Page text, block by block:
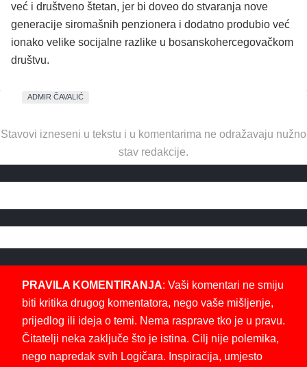
već i društveno štetan, jer bi doveo do stvaranja nove
generacije siromašnih penzionera i dodatno produbio već
ionako velike socijalne razlike u bosanskohercegovačkom
društvu.
ADMIR ČAVALIĆ
Stavovi izneseni u tekstu i u komentarima ne odražavaju nužno
stav redakcije.
PRAVILA KOMENTIRANJA: Vaši komentari ne smiju
biti kritika drugog komentatora, nego vaše mišljenje,
prijedlog ili ideja o temi. Nema rasprave tko je u pravu.
Čitatelji neka zaključe što je istina. Cilj nije polemika,
nego napredak svih Logičara. Inspiracija, umjesto